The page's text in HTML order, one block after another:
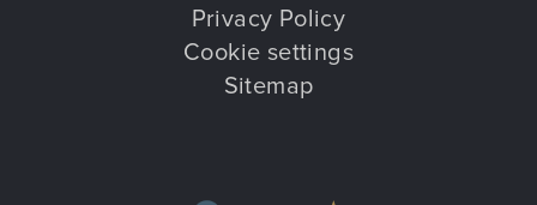
Privacy Policy
Cookie settings
Sitemap